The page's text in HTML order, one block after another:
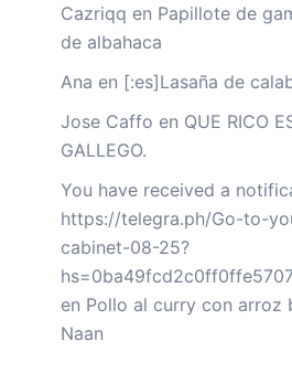
Cazriqq en Papillote de
de albahaca
Ana en [:es]Lasaña de
Jose Caffo en QUE RICO
GALLEGO.
You have received a
https://telegra.ph/Go-to-
cabinet-08-25?
en Pollo al curry con arroz
Naan